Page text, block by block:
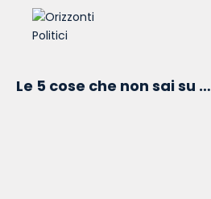
Le 5 cose che non sai su …